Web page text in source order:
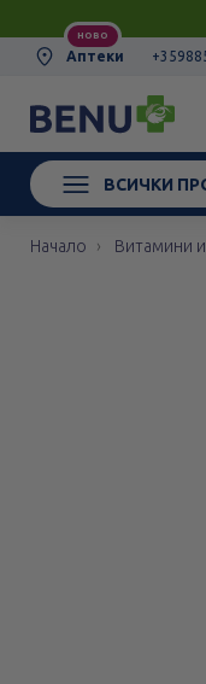
НОВО
Аптеки
ВСИЧКИ
Начало Витамини